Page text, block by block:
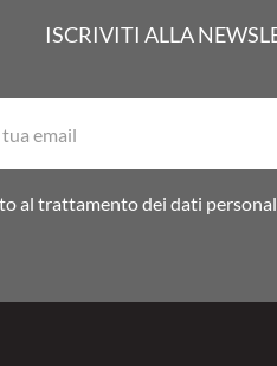
ISCRIVITI ALLA
al trattamento dei dati